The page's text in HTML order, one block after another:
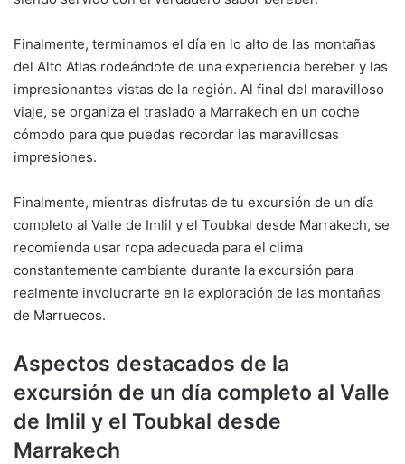
Finalmente, terminamos el día en lo alto de las montañas
del Alto Atlas rodeándote de una experiencia bereber y las
impresionantes vistas de la región. Al final del maravilloso
viaje, se organiza el traslado a Marrakech en un coche
cómodo para que puedas recordar las maravillosas
impresiones.
Finalmente, mientras disfrutas de tu excursión de un día
completo al Valle de Imlil y el Toubkal desde Marrakech, se
recomienda usar ropa adecuada para el clima
constantemente cambiante durante la excursión para
realmente involucrarte en la exploración de las montañas
de Marruecos.
Aspectos destacados de la
excursión de un día completo al Valle
de Imlil y el Toubkal desde
Marrakech